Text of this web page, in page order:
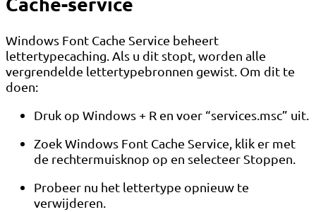
Windows Font Cache Service beheert
lettertypecaching. Als u dit stopt, worden alle
vergrendelde lettertypebronnen gewist. Om dit te
doen:
Druk op Windows + R en voer “services.msc” uit.
Zoek Windows Font Cache Service, klik er met
de rechtermuisknop op en selecteer Stoppen.
Probeer nu het lettertype opnieuw te
verwijderen.